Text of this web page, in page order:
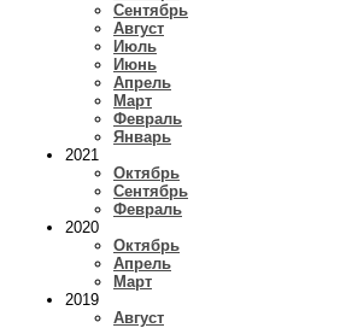
Сентябрь
Август
Июль
Июнь
Апрель
Март
Февраль
Январь
2021
Октябрь
Сентябрь
Февраль
2020
Октябрь
Апрель
Март
2019
Август